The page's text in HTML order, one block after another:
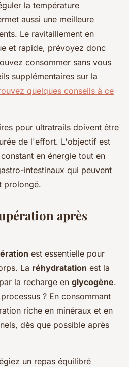
la température
aussi une meilleure
Le ravitaillement en
et rapide, prévoyez donc
consommer sans vous
supplémentaires sur la
quelques conseils à ce
pour ultratrails doivent être
de l'effort. L'objectif est
en énergie tout en
intestinaux qui peuvent
prolongé.
après
est essentielle pour
La réhydratation est la
la recharge en glycogène.
? En consommant
riche en minéraux et en
dès que possible après
un repas équilibré